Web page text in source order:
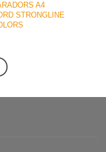
A4
STRONGLINE